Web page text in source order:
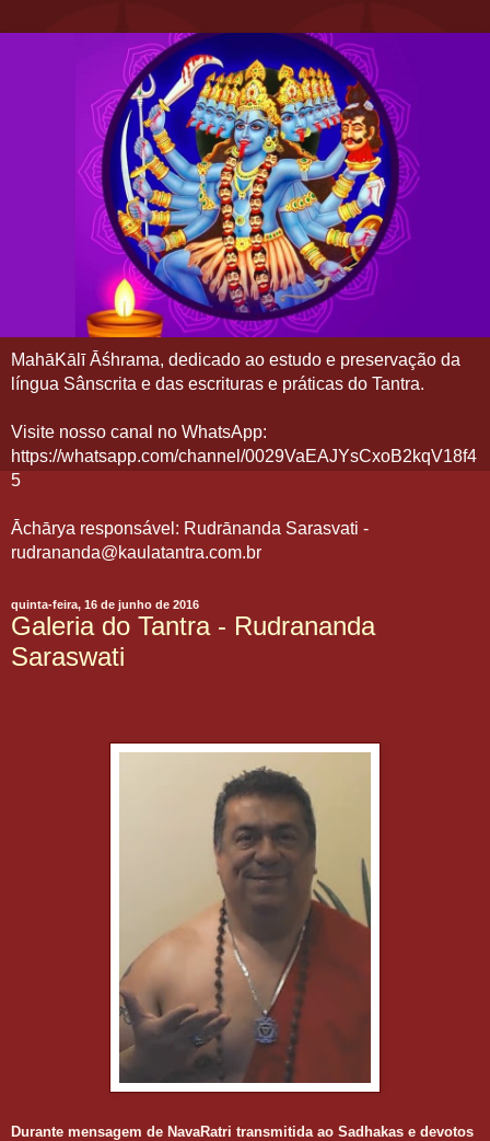
MahāKālī Āśhrama, dedicado ao estudo e preservação da
língua Sânscrita e das escrituras e práticas do Tantra.
Visite nosso canal no WhatsApp:
https://whatsapp.com/channel/0029VaEAJYsCxoB2kqV18f4
5
Āchārya responsável: Rudrānanda Sarasvati -
rudrananda@kaulatantra.com.br
quinta-feira, 16 de junho de 2016
Galeria do Tantra - Rudrananda
Saraswati
Durante mensagem de NavaRatri transmitida ao Sadhakas e devotos